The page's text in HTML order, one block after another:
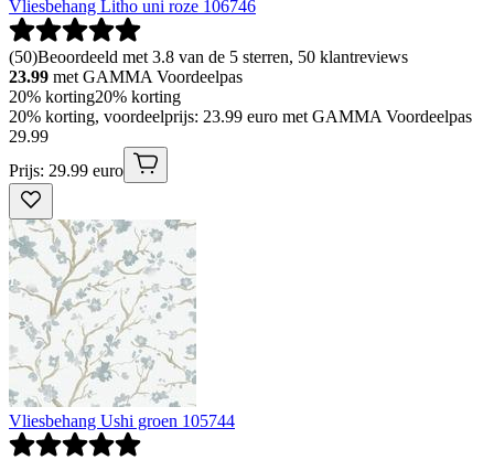
Vliesbehang Litho uni roze 106746
(50)Beoordeeld met 3.8 van de 5 sterren, 50 klantreviews
23.99 met GAMMA Voordeelpas
20% korting20% korting
20% korting, voordeelprijs: 23.99 euro met GAMMA Voordeelpas
29.99
Prijs: 29.99 euro
Vliesbehang Ushi groen 105744